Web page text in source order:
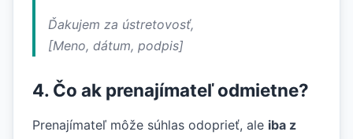
Ďakujem za ústretovosť,
[Meno, dátum, podpis]
4. Čo ak prenajímateľ odmietne?
Prenajímateľ môže súhlas odoprieť, ale iba z